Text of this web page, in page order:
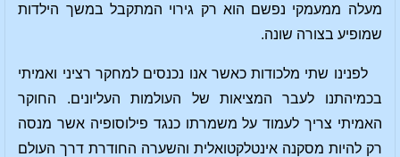
מעלה ממעמקי נפשם הוא רק גירוי המתקבל במשך הילדות
שמופיע בצורה שונה.
לפנינו שתי מלכודות כאשר אנו נכנסים למחקר רציני ואמיתי
בכמיהתנו לעבר המציאות של העולמות העליונים. החוקר
האמיתי צריך לעמוד על משמרתו כנגד פילוסופיה אשר מנסה
רק להיות מסקנה אינטלקטואלית והשערה החודרת דרך העולם